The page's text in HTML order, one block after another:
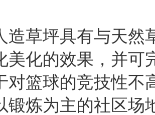
造草坪具有与天然
美化的效果，并可
对篮球的竞技性不
锻炼为主的社区场